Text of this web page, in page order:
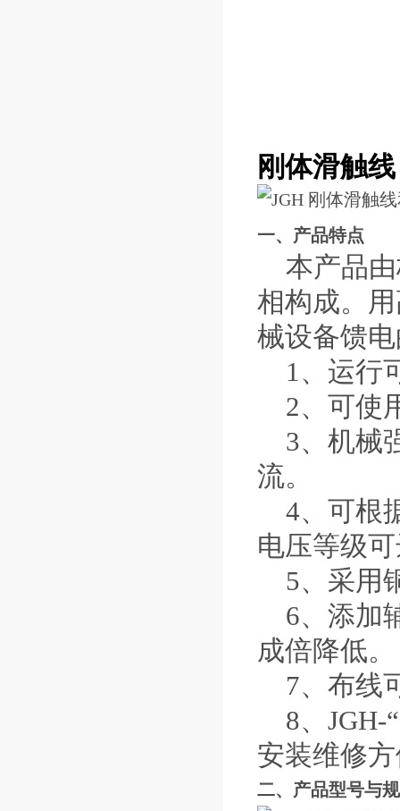
刚体滑触线
一、产品特点
本产品由
相构成。
械设备馈
1、运行
2、可使
3、机械
流。
4、可根
电压等级
5、采用
6、添加
成倍降低。
7、布线
8、JGH-
安装维修
二、产品型号与